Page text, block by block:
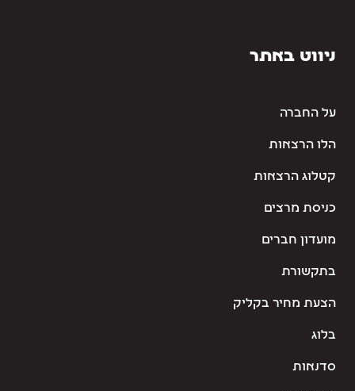
ניווט באתר
על החברה
הלו הרצאות
קטלוג הרצאות
כניסת מרצים
מועדון חברים
בתקשורת
הצעת מחיר בקליק
בלוג
סדנאות